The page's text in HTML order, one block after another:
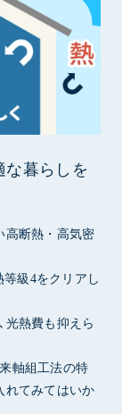
な暮らしを
高断熱・高気密
級4をクリアし
光熱費も抑えら
軸組工法の特
れてみてはいか